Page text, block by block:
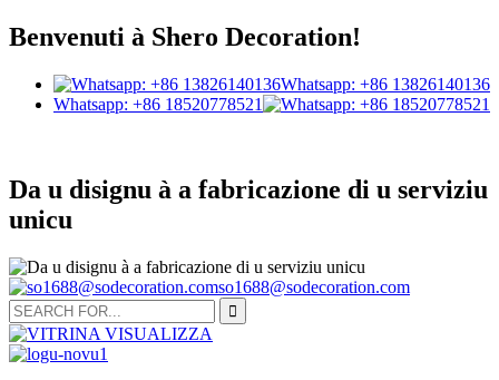
Benvenuti à Shero Decoration!
Whatsapp: +86 13826140136
Whatsapp: +86 18520778521
Da u disignu à a fabricazione di u serviziu
unicu
so1688@sodecoration.com